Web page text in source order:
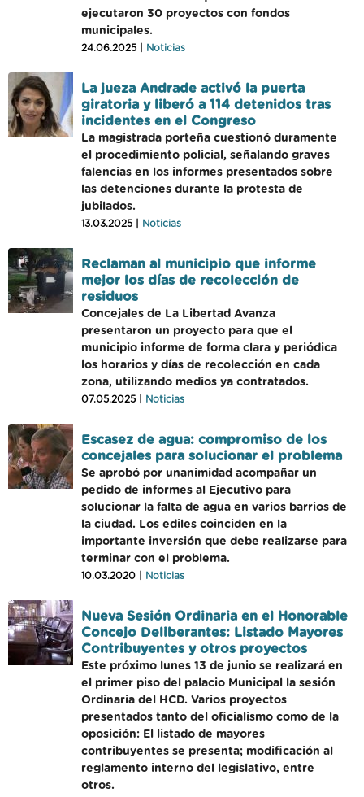
ejecutaron 30 proyectos con fondos
municipales.
24.06.2025 | Noticias
La jueza Andrade activó la puerta
giratoria y liberó a 114 detenidos tras
incidentes en el Congreso
La magistrada porteña cuestionó duramente
el procedimiento policial, señalando graves
falencias en los informes presentados sobre
las detenciones durante la protesta de
jubilados.
13.03.2025 | Noticias
Reclaman al municipio que informe
mejor los días de recolección de
residuos
Concejales de La Libertad Avanza
presentaron un proyecto para que el
municipio informe de forma clara y periódica
los horarios y días de recolección en cada
zona, utilizando medios ya contratados.
07.05.2025 | Noticias
Escasez de agua: compromiso de los
concejales para solucionar el problema
Se aprobó por unanimidad acompañar un
pedido de informes al Ejecutivo para
solucionar la falta de agua en varios barrios de
la ciudad. Los ediles coinciden en la
importante inversión que debe realizarse para
terminar con el problema.
10.03.2020 | Noticias
Nueva Sesión Ordinaria en el Honorable
Concejo Deliberantes: Listado Mayores
Contribuyentes y otros proyectos
Este próximo lunes 13 de junio se realizará en
el primer piso del palacio Municipal la sesión
Ordinaria del HCD. Varios proyectos
presentados tanto del oficialismo como de la
oposición: El listado de mayores
contribuyentes se presenta; modificación al
reglamento interno del legislativo, entre
otros.